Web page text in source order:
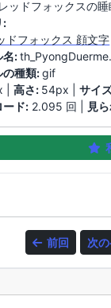
レッドフォックスの睡
:
ドフォックス 顔文字
名:
の種類:gif
|高さ: 54px |サイ
ード: 2.095 回 | 見
前回 次